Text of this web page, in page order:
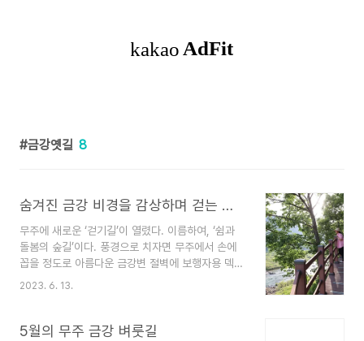
금강옛길 8
숨겨진 금강 비경을 감상하며 걷는 길, ‘쉼과 돌봄의 숲길’
무주에 새로운 ‘걷기길’이 열렸다. 이름하여, ‘쉼과
돌봄의 숲길’이다. 풍경으로 치자면 무주에서 손에
꼽을 정도로 아름다운 금강변 절벽에 보행자용 덱
(deck)을 깔아 잔도를 만들고, 거기에 숲길까지 더
봄의 숲길’을 통해 참모습을 드러난 셈이다. 아직 표
2023. 6. 13.
5월의 무주 금강 벼룻길